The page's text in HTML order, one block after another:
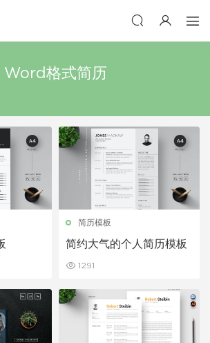
Word格式简历
简历模板
简约大气的个人简历模板
1291